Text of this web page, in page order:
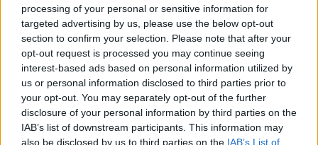
processing of your personal or sensitive information for
targeted advertising by us, please use the below opt-out
section to confirm your selection. Please note that after your
opt-out request is processed you may continue seeing
interest-based ads based on personal information utilized by
us or personal information disclosed to third parties prior to
your opt-out. You may separately opt-out of the further
disclosure of your personal information by third parties on the
IAB’s list of downstream participants. This information may
also be disclosed by us to third parties on the IAB’s List of